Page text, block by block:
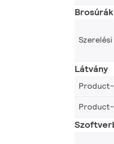
Brosúrák
Látvány
Product-
Product-